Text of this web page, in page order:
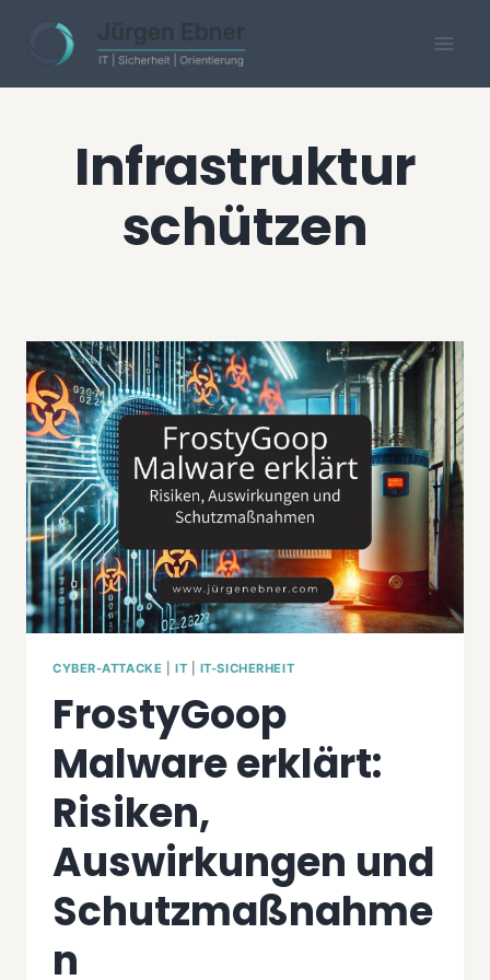
content
Infrastruktur
schützen
CYBER-ATTACKE IT IT-SICHERHEIT
FrostyGoop
Malware erklärt:
Risiken,
Auswirkungen und
Schutzmaßnahme
n